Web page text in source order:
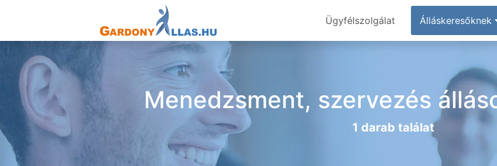
Ügyfélszolgálat Álláskeresőknek
Menedzsment, szervezés
1 darab találat